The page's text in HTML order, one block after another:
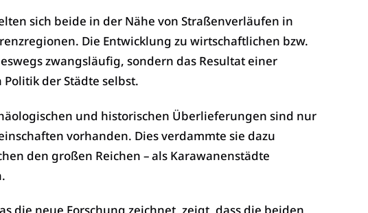
sich beide in der Nähe von Straßenverläufen in
Die Entwicklung zu wirtschaftlichen bzw.
zwangsläufig, sondern das Resultat einer
der Städte selbst.
und historischen Überlieferungen sind nur
vorhanden. Dies verdammte sie dazu
den großen Reichen – als Karawanenstädte